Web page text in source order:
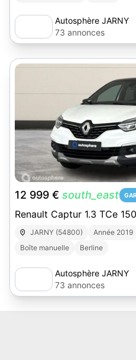
Autosphère JARNY
73 annonces
12 999 € south_east
Renault Captur 1.3 TCe
JARNY (54800) Année 2019
Boîte manuelle
Berline
Autosphère JARNY
73 annonces